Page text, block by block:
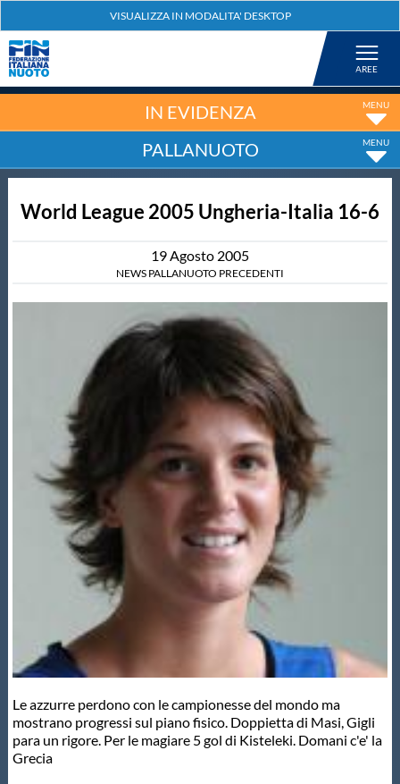
Nuoto
Tuffi
Artistico
Salvamento
Master
Formazione
Scuole Nuoto
Propaganda
Centri Federali
Area Legislativa
IN EVIDENZA
PALLANUOTO
World League 2005 Ungheria-Italia 16-6
19Agosto 2005
NEWS PALLANUOTO PRECEDENTI
Le azzurre perdono con le campionesse del mondo ma
mostrano progressi sul piano fisico. Doppietta di Masi, Gigli
para un rigore. Per le magiare 5 gol di Kisteleki. Domani c'e' la
Grecia